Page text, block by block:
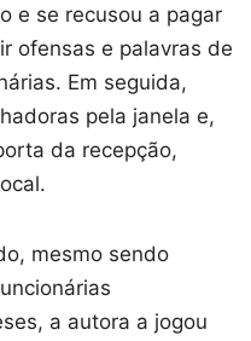
e se recusou a pagar
ofensas e palavras de
Em seguida,
pela janela e,
da recepção,
mesmo sendo
a autora a jogou